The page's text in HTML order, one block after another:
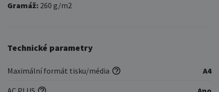
Gramáž: 260 g/m2
Technické parametry
Maximální formát tisku/média A4